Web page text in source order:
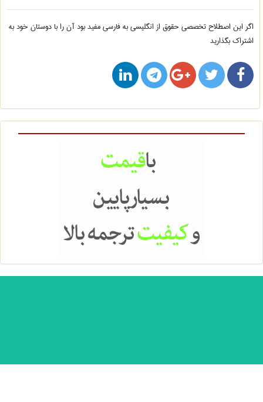
اگر این اصطلاح تخصصی حقوق از انگلیسی به فارسیمفید بود آن را با دوستان خود به
اشتراک بگذارید